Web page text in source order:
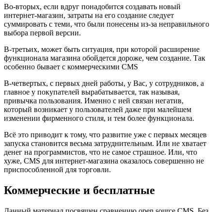
Во-вторых, если вдруг понадобится создавать новый
интернет-магазин, затраты на его создание следует
суммировать с теми, что были понесены из-за неправильного
выбора первой версии.
В-третьих, может быть ситуация, при которой расширение
функционала магазина обойдется дороже, чем создание. Так
особенно бывает с коммерческими CMS
В-четвертых, с первых дней работы, у Вас, у сотрудников, а
главное у покупателей вырабатывается, так называя,
привычка пользования. Именно с ней связан негатив,
который возникает у пользователей даже при малейшем
изменении фирменного стиля, и тем более функционала.
Всё это приводит к тому, что развитие уже с первых месяцев
запуска становится весьма затруднительным. Или не хватает
денег на программистов, что не самое страшное. Или, что
хуже, CMS для интернет-магазина оказалось совершенно не
приспособленной для торговли.
Коммерческие и бесплатные